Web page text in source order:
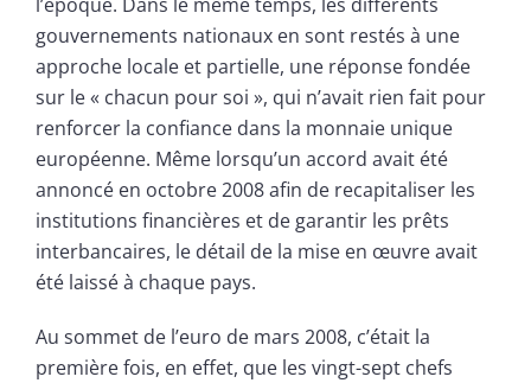
gouvernements nationaux en sont restés à une
approche locale et partielle, une réponse fondée
sur le « chacun pour soi », qui n’avait rien fait pour
renforcer la confiance dans la monnaie unique
européenne. Même lorsqu’un accord avait été
annoncé en octobre 2008 afin de recapitaliser les
institutions financières et de garantir les prêts
interbancaires, le détail de la mise en œuvre avait
été laissé à chaque pays.
Au sommet de l’euro de mars 2008, c’était la
première fois, en effet, que les vingt-sept chefs